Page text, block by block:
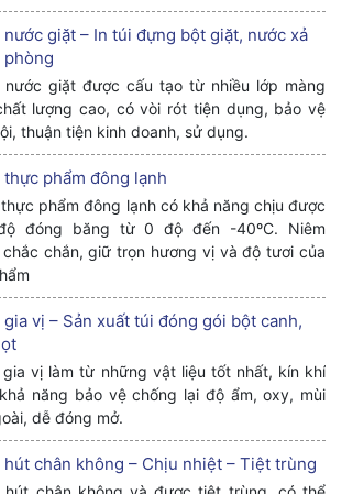
nước giặt – In túi đựng bột giặt, nước xả
phòng
nước giặt được cấu tạo từ nhiều lớp màng
lượng cao, có vòi rót tiện dụng, bảo vệ
thuận tiện kinh doanh, sử dụng.
thực phẩm đông lạnh
phẩm đông lạnh có khả năng chịu được
đóng băng từ 0 độ đến -40ºC. Niêm
chắc chắn, giữ trọn hương vị và độ tươi của
gia vị – Sản xuất túi đóng gói bột canh,
gia vị làm từ những vật liệu tốt nhất, kín khí
năng bảo vệ chống lại độ ẩm, oxy, mùi
dễ đóng mở.
hút chân không – Chịu nhiệt – Tiệt trùng